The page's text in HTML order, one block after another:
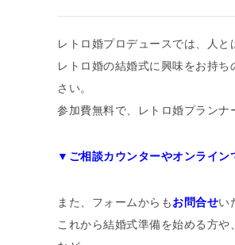
レトロ婚プロデュースでは、人
レトロ婚の結婚式に興味をお持ち
さい。
参加費無料で、レトロ婚プランナ
▼ご相談カウンターやオンライン
また、フォームからもお問合せい
これから結婚式準備を始める方